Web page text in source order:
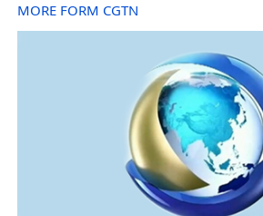
MORE FORM CGTN